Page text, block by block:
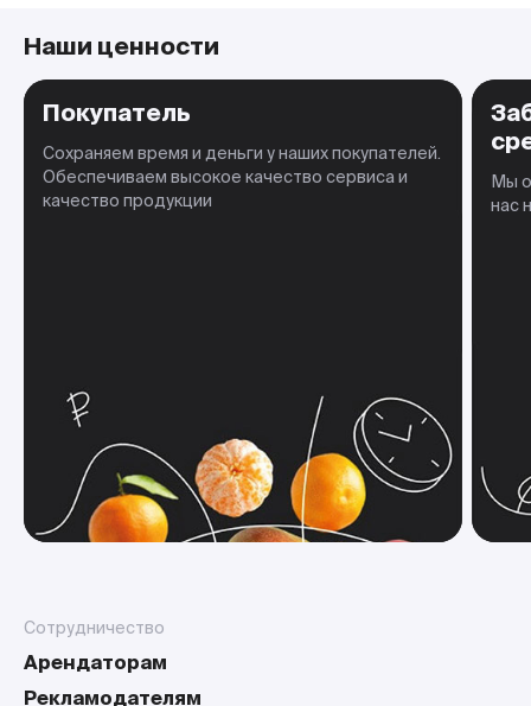
Наши ценности
Покупатель
Сохраняем время и деньги у наших покупателей.
Обеспечиваем высокое качество сервиса и
качество продукции
Мы
нас
Сотрудничество
Арендаторам
Рекламодателям